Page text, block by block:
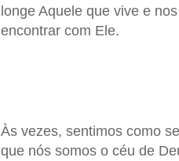
longe Aquele que vive e
encontrar com Ele.
Às vezes, sentimos como
que nós somos o céu de